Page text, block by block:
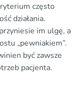
często
działania.
im ulgę, a
„pewniakiem”.
być zawsze
pacjenta.